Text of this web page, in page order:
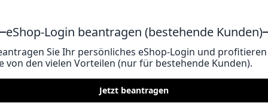
eShop-Login beantragen (bestehende Kunden)
Sie Ihr persönliches eShop-Login und profitieren
von den vielen Vorteilen (nur für bestehende Kunden).
Jetzt beantragen